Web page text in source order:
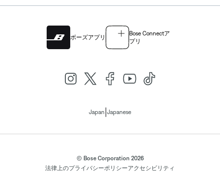
ボーズアプリ
Bose Connectア
プリ
Japan Japanese
© Bose Corporation 2026
法律上のプライバシーポリシーアクセシビリティ